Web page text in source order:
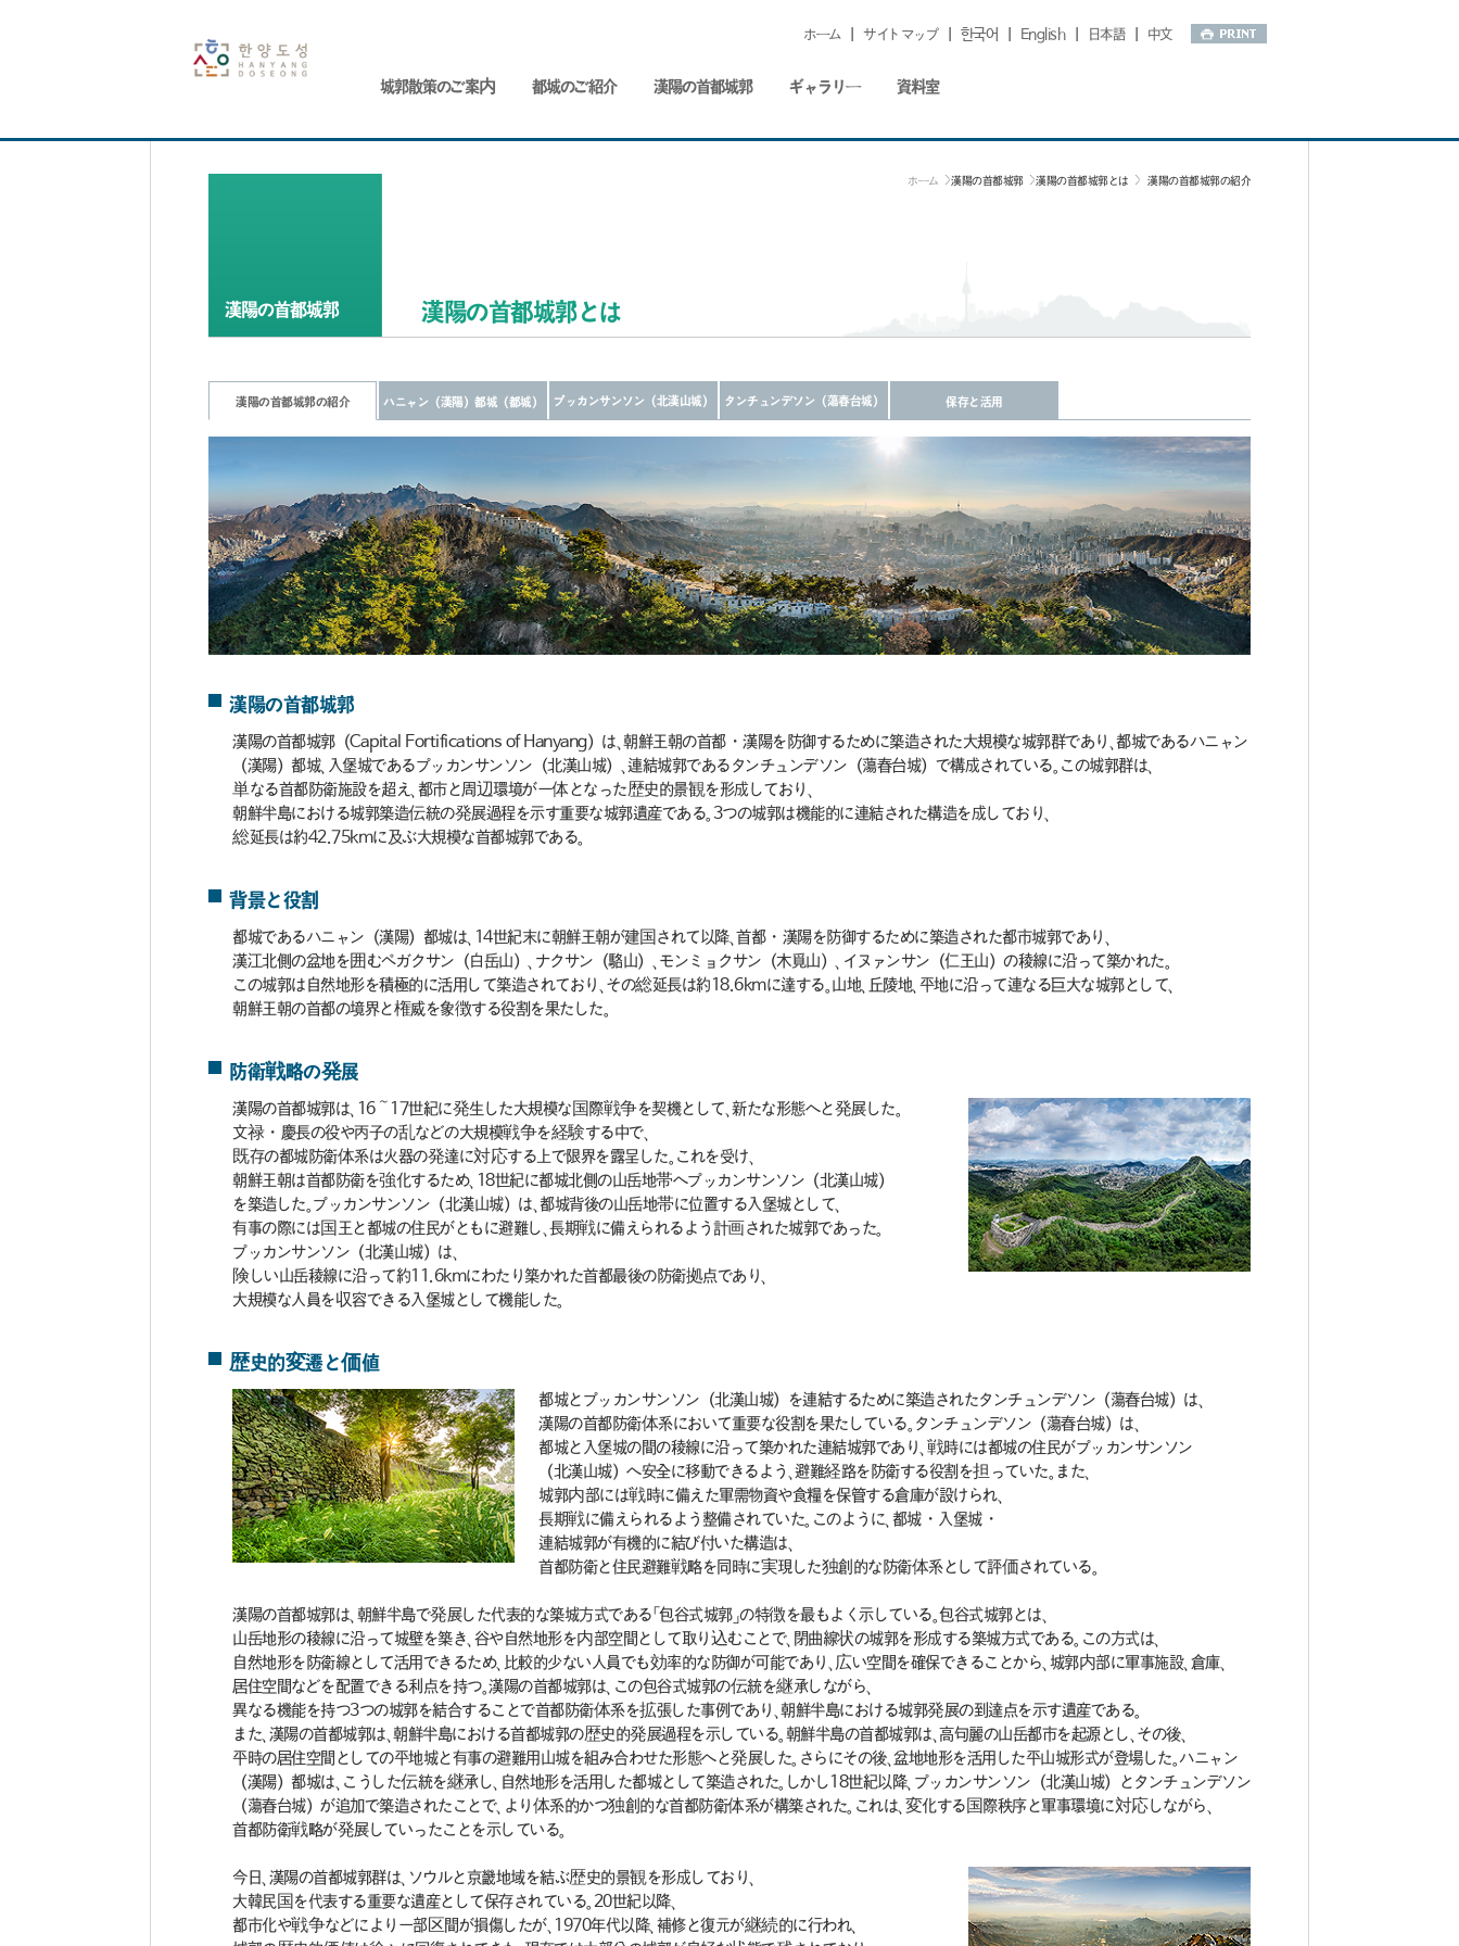
ホーム サイトマップ 한국어 English 日本語 中文
城郭散策のご案内 都城のご紹介 漢陽の首都城郭 ギャラリー 資料室
漢陽の首都城郭 漢陽の首都城郭とは
ホーム 漢陽の首都城郭 漢陽の首都城郭とは 漢陽の首都城郭の紹介
漢陽の首都城郭の紹介 ハニャン（漢陽）都城（都城） プッカンサンソン（北漢山城） タンチュンデソン（蕩春台城）
（連結城郭）
保存と活用
漢陽の首都城郭
漢陽の首都城郭（Capital Fortifications of Hanyang）は、朝鮮王朝の首都・漢陽を防御するために築造された大規模な城郭群であり、都城であるハニャン
（漢陽）都城、入堡城であるプッカンサンソン（北漢山城）、連結城郭であるタンチュンデソン（蕩春台城）で構成されている。この城郭群は、
単なる首都防衛施設を超え、都市と周辺環境が一体となった歴史的景観を形成しており、
朝鮮半島における城郭築造伝統の発展過程を示す重要な城郭遺産である。3つの城郭は機能的に連結された構造を成しており、
総延長は約42.75kmに及ぶ大規模な首都城郭である。
背景と役割
都城であるハニャン（漢陽）都城は、14世紀末に朝鮮王朝が建国されて以降、首都・漢陽を防御するために築造された都市城郭であり、
漢江北側の盆地を囲むペガクサン（白岳山）、ナクサン（駱山）、モンミョクサン（木覓山）、イヌァンサン（仁王山）の稜線に沿って築かれた。
この城郭は自然地形を積極的に活用して築造されており、その総延長は約18.6kmに達する。山地、丘陵地、平地に沿って連なる巨大な城郭として、
朝鮮王朝の首都の境界と権威を象徴する役割を果たした。
防衛戦略の発展
漢陽の首都城郭は、16～17世紀に発生した大規模な国際戦争を契機として、新たな形態へと発展した。
文禄・慶長の役や丙子の乱などの大規模戦争を経験する中で、
既存の都城防衛体系は火器の発達に対応する上で限界を露呈した。これを受け、
朝鮮王朝は首都防衛を強化するため、18世紀に都城北側の山岳地帯へプッカンサンソン（北漢山城）
を築造した。プッカンサンソン（北漢山城）は、都城背後の山岳地帯に位置する入堡城として、
有事の際には国王と都城の住民がともに避難し、長期戦に備えられるよう計画された城郭であった。
プッカンサンソン（北漢山城）は、
険しい山岳稜線に沿って約11.6kmにわたり築かれた首都最後の防衛拠点であり、
大規模な人員を収容できる入堡城として機能した。
歴史的変遷と価値
都城とプッカンサンソン（北漢山城）を連結するために築造されたタンチュンデソン（蕩春台城）は、
漢陽の首都防衛体系において重要な役割を果たしている。タンチュンデソン（蕩春台城）は、
都城と入堡城の間の稜線に沿って築かれた連結城郭であり、戦時には都城の住民がプッカンサンソン
（北漢山城）へ安全に移動できるよう、避難経路を防衛する役割を担っていた。また、
城郭内部には戦時に備えた軍需物資や食糧を保管する倉庫が設けられ、
長期戦に備えられるよう整備されていた。このように、都城・入堡城・
連結城郭が有機的に結び付いた構造は、
首都防衛と住民避難戦略を同時に実現した独創的な防衛体系として評価されている。
漢陽の首都城郭は、朝鮮半島で発展した代表的な築城方式である「包谷式城郭」の特徴を最もよく示している。包谷式城郭とは、
山岳地形の稜線に沿って城壁を築き、谷や自然地形を内部空間として取り込むことで、閉曲線状の城郭を形成する築城方式である。この方式は、
自然地形を防衛線として活用できるため、比較的少ない人員でも効率的な防御が可能であり、広い空間を確保できることから、城郭内部に軍事施設、倉庫、
居住空間などを配置できる利点を持つ。漢陽の首都城郭は、この包谷式城郭の伝統を継承しながら、
異なる機能を持つ3つの城郭を結合することで首都防衛体系を拡張した事例であり、朝鮮半島における城郭発展の到達点を示す遺産である。
また、漢陽の首都城郭は、朝鮮半島における首都城郭の歴史的発展過程を示している。朝鮮半島の首都城郭は、高句麗の山岳都市を起源とし、その後、
平時の居住空間としての平地城と有事の避難用山城を組み合わせた形態へと発展した。さらにその後、盆地地形を活用した平山城形式が登場した。ハニャン
（漢陽）都城は、こうした伝統を継承し、自然地形を活用した都城として築造された。しかし18世紀以降、プッカンサンソン（北漢山城）とタンチュンデソン
（蕩春台城）が追加で築造されたことで、より体系的かつ独創的な首都防衛体系が構築された。これは、変化する国際秩序と軍事環境に対応しながら、
首都防衛戦略が発展していったことを示している。
今日、漢陽の首都城郭群は、ソウルと京畿地域を結ぶ歴史的景観を形成しており、
大韓民国を代表する重要な遺産として保存されている。20世紀以降、
都市化や戦争などにより一部区間が損傷したが、1970年代以降、補修と復元が継続的に行われ、